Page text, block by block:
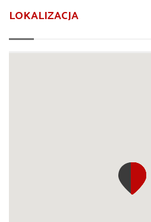
LOKALIZACJA